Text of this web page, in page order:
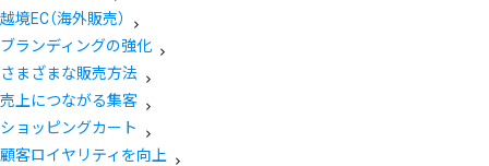
越境EC（海外販売）
ブランディングの強化
さまざまな販売方法
売上につながる集客
ショッピングカート
顧客ロイヤリティを向上